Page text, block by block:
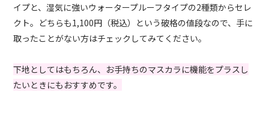
イプと、湿気に強いウォータープルーフタイプの2種類からセレ
クト。どちらも1,100円（税込）という破格の値段なので、手に
取ったことがない方はチェックしてみてください。
下地としてはもちろん、お手持ちのマスカラに機能をプラスし
たいときにもおすすめです。